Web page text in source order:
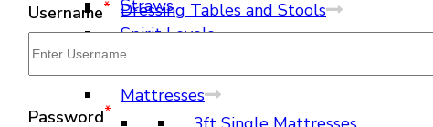
Dressing Tables and Stools
Dressing Tables
Mattresses
Straws
Spirit Levels
Username*
Password*